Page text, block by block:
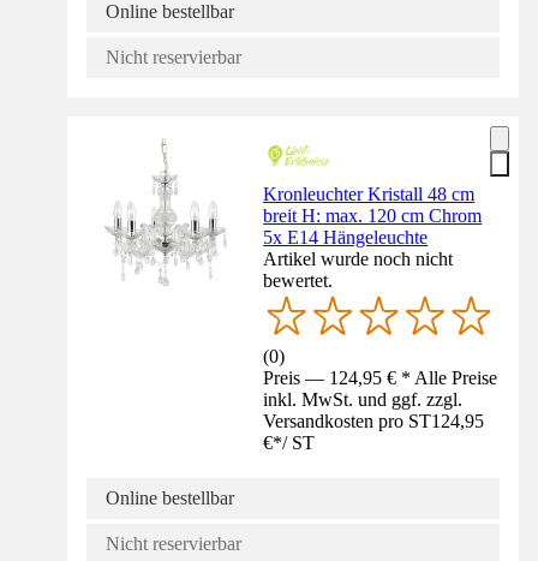
Online bestellbar
Nicht reservierbar
Kronleuchter Kristall 48 cm
breit H: max. 120 cm Chrom
5x E14 Hängeleuchte
Artikel wurde noch nicht
bewertet.
(0)
Preis — 124,95 € * Alle Preise
inkl. MwSt. und ggf. zzgl.
Versandkosten pro ST124,95
€*/ ST
Online bestellbar
Nicht reservierbar